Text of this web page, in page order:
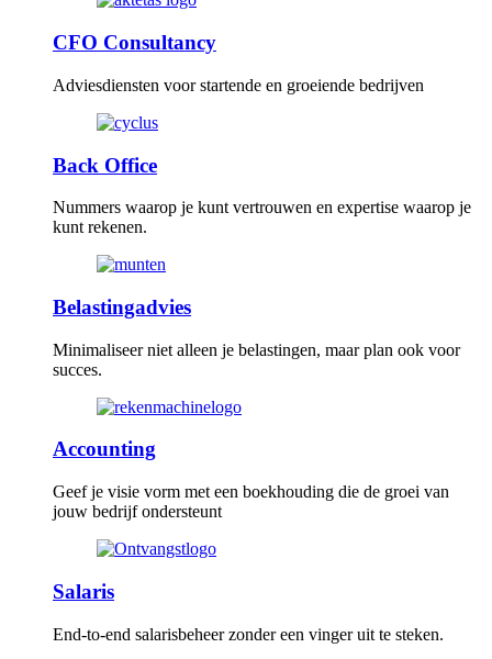
CFO Consultancy
Adviesdiensten voor startende en groeiende bedrijven
Back Office
Nummers waarop je kunt vertrouwen en expertise waarop je
kunt rekenen.
Belastingadvies
Minimaliseer niet alleen je belastingen, maar plan ook voor
succes.
Accounting
Geef je visie vorm met een boekhouding die de groei van
jouw bedrijf ondersteunt
Salaris
End-to-end salarisbeheer zonder een vinger uit te steken.